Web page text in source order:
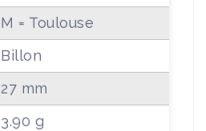
M = Toulouse
Billon
27 mm
3.90 g